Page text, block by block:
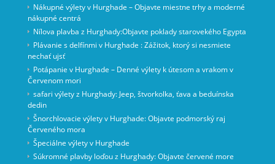
Nákupné výlety v Hurghade – Objavte miestne trhy a moderné
nákupné centrá
Nílova plavba z Hurghady:Objavte poklady starovekého Egypta
Plávanie s delfínmi v Hurghade : Zážitok, ktorý si nesmiete
nechať ujsť
Potápanie v Hurghade – Denné výlety k útesom a vrakom v
Červenom mori
safari výlety z Hurghady: Jeep, štvorkolka, ťava a beduínska
dedin
Šnorchlovacie výlety v Hurghade: Objavte podmorský raj
Červeného mora
Špeciálne výlety v Hurghade
Súkromné ​​plavby loďou z Hurghady: Objavte červené more